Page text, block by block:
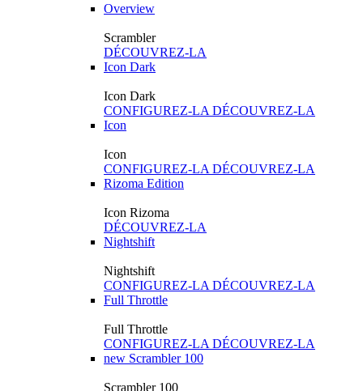
Overview
Scrambler
DÉCOUVREZ-LA
Icon Dark
Icon Dark
CONFIGUREZ-LA DÉCOUVREZ-LA
Icon
Icon
CONFIGUREZ-LA DÉCOUVREZ-LA
Rizoma Edition
Icon Rizoma
DÉCOUVREZ-LA
Nightshift
Nightshift
CONFIGUREZ-LA DÉCOUVREZ-LA
Full Throttle
Full Throttle
CONFIGUREZ-LA DÉCOUVREZ-LA
new Scrambler 100
Scrambler 100